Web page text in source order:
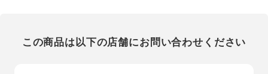
この商品は以下の店舗にお問い合わせください